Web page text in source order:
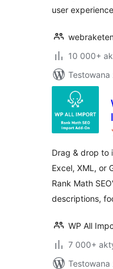
user
10 000+
Testowana
Drag & drop to
Excel, XML, or
Rank Math
descriptions,
WP All
7 000+
Testowana